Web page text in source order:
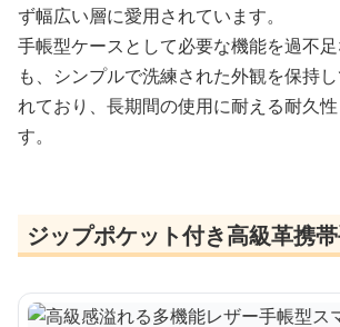
ず幅広い層に愛用されています。
手帳型ケースとして必要な機能を過不
も、シンプルで洗練された外観を保持
れており、長期間の使用に耐える耐久
す。
ジップポケット付き高級革携